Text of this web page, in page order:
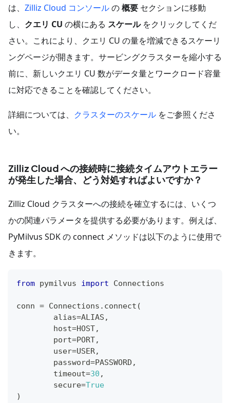
は、 Zilliz Cloud コンソールの概要 セクションに移動
し、 クエリ CU の横にある スケールをクリックしてくだ
さい。これにより、クエリ CU の量を増減できるスケーリ
ングページが開きます。サービングクラスターを縮小する
前に、新しいクエリ CU 数がデータ量とワークロード容量
に対応できることを確認してください。
詳細については、 クラスターのスケール をご参照くださ
い。
Zilliz Cloud への接続時に接続タイムアウトエラー
が発生した場合、どう対処すればよいですか？
Zilliz Cloud クラスターへの接続を確立するには、いくつ
かの関連パラメータを提供する必要があります。例えば、
PyMilvus SDK の connect メソッドは以下のように使用で
きます。
from pymilvus import Connections
conn = Connections . connect (
        alias
=ALIAS ,
        host
=HOST,
        port
=PORT,
        user
=USER,
        password
=PASSWORD ,
        timeout
=30 ,
        secure
=True
)